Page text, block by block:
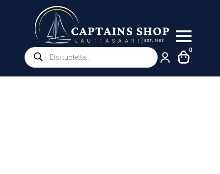
Products
search
0